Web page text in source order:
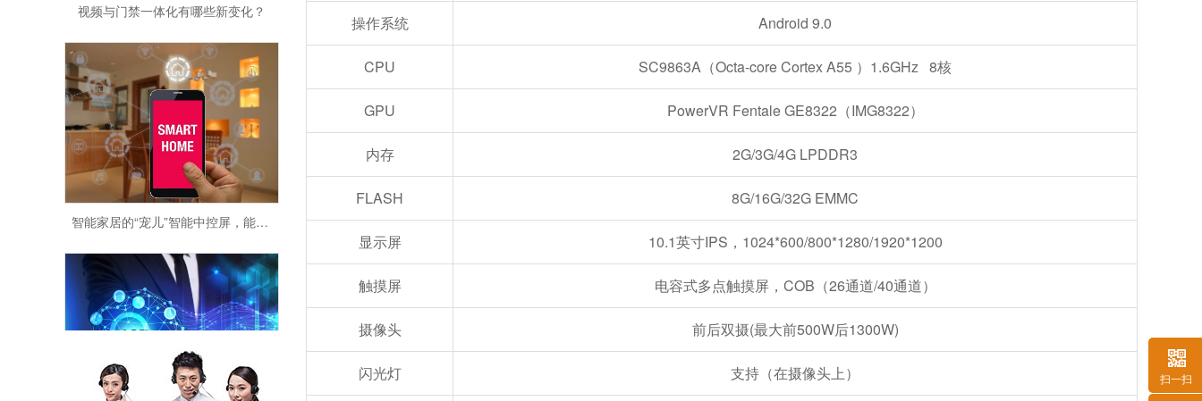
操作系统 Android 9.0
CPU SC9863A（Octa-core Cortex A55 ）1.6GHz 8核
GPU PowerVR Fentale GE8322（IMG8322）
内存 2G/3G/4G LPDDR3
FLASH 8G/16G/32G EMMC
显示屏 10.1英寸IPS，1024*600/800*1280/1920*1200
触摸屏 电容式多点触摸屏，COB（26通道/40通道）
摄像头 前后双摄(最大前500W后1300W)
闪光灯 支持（在摄像头上）
智能家居的“宠儿”智能中控屏，能火多久?
扫一扫